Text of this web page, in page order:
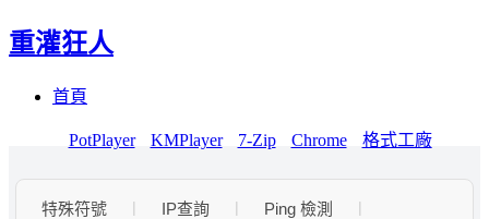
重灌狂人
首頁
PotPlayer KMPlayer 7-Zip Chrome 格式工廠
特殊符號 | IP查詢 | Ping 檢測 |